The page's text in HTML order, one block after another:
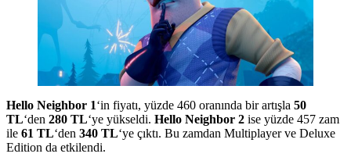
Hello Neighbor 1‘in fiyatı, yüzde 460 oranında bir artışla 50
TL‘den 280 TL‘ye yükseldi. Hello Neighbor 2 ise yüzde 457 zam
ile 61 TL‘den 340 TL‘ye çıktı. Bu zamdan Multiplayer ve Deluxe
Edition da etkilendi.